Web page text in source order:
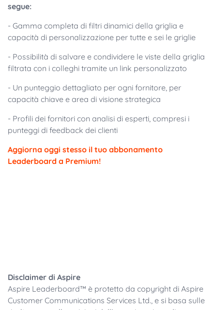
segue:
- Gamma completa di filtri dinamici della griglia e
capacità di personalizzazione per tutte e sei le griglie
- Possibilità di salvare e condividere le viste della griglia
filtrata con i colleghi tramite un link personalizzato
- Un punteggio dettagliato per ogni fornitore, per
capacità chiave e area di visione strategica
- Profili dei fornitori con analisi di esperti, compresi i
punteggi di feedback dei clienti
Aggiorna oggi stesso il tuo abbonamento
Leaderboard a Premium!
Disclaimer di Aspire
Aspire Leaderboard™ è protetto da copyright di Aspire
Customer Communications Services Ltd., e si basa sulle